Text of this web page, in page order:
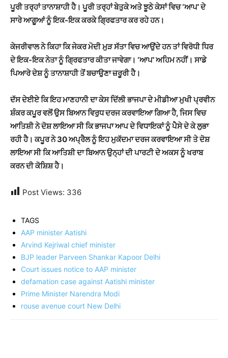
ਪੂਰੀ ਤਰ੍ਹਾਂ ਤਾਨਾਸ਼ਾਹੀ ਹੈ। ਪੂਰੀ ਤਰ੍ਹਾਂ ਬੇਤੁਕੇ ਅਤੇ ਝੂਠੇ ਕੇਸਾਂ ਵਿਚ ‘ਆਪ’ ਦੇ
ਸਾਰੇ ਆਗੂਆਂ ਨੂੰ ਇਕ-ਇਕ ਕਰਕੇ ਗ੍ਰਿਫਤਾਰ ਕਰ ਰਹੇ ਹਨ।
ਕੇਜਰੀਵਾਲ ਨੇ ਕਿਹਾ ਕਿ ਜੇਕਰ ਮੋਦੀ ਮੁੜ ਸੱਤਾ ਵਿਚ ਆਉਂਦੇ ਹਨ ਤਾਂ ਵਿਰੋਧੀ ਧਿਰ
ਦੇ ਇਕ-ਇਕ ਨੇਤਾ ਨੂੰ ਗ੍ਰਿਫਤਾਰ ਕੀਤਾ ਜਾਵੇਗਾ। ‘ਆਪ’ ਅਹਿਮ ਨਹੀਂ। ਸਾਡੇ
ਪਿਆਰੇ ਦੇਸ਼ ਨੂੰ ਤਾਨਾਸ਼ਾਹੀ ਤੋਂ ਬਚਾਉਣਾ ਜ਼ਰੂਰੀ ਹੈ।
ਦੱਸ ਦੇਈਏ ਕਿ ਇਹ ਮਾਣਹਾਨੀ ਦਾ ਕੇਸ ਦਿੱਲੀ ਭਾਜਪਾ ਦੇ ਮੀਡੀਆ ਮੁਖੀ ਪ੍ਰਵੀਨ
ਸ਼ੰਕਰ ਕਪੂਰ ਵਲੋਂ ਉਸ ਬਿਆਨ ਵਿਰੁਧ ਦਰਜ ਕਰਵਾਇਆ ਗਿਆ ਹੈ, ਜਿਸ ਵਿਚ
ਆਤਿਸ਼ੀ ਨੇ ਦੋਸ਼ ਲਾਇਆ ਸੀ ਕਿ ਭਾਜਪਾ ਆਪ ਦੇ ਵਿਧਾਇਕਾਂ ਨੂੰ ਪੈਸੇ ਦੇ ਕੇ ਲੁਭਾ
ਰਹੀ ਹੈ। ਕਪੂਰ ਨੇ 30 ਅਪ੍ਰੈਲ ਨੂੰ ਇਹ ਮੁਕੱਦਮਾ ਦਰਜ ਕਰਵਾਇਆ ਸੀ ਤੇ ਦੋਸ਼
ਲਾਇਆਸੀ ਕਿ ਆਤਿਸ਼ੀ ਦਾ ਬਿਆਨ ਉਨ੍ਹਾਂ ਦੀ ਪਾਰਟੀ ਦੇ ਅਕਸ ਨੂੰ ਖਰਾਬ
ਕਰਨ ਦੀਕੋਸ਼ਿਸ਼ਹੈ।
Post Views: 336
TAGS
AAP minister Aatishi
Arvind Kejriwal chief minister
BJP leader Parveen Shankar Kapoor Delhi
Court issues notice to AAP minister
defamation case against Aatishi minister
Prime Minister Narendra Modi
rouse avenue court New Delhi